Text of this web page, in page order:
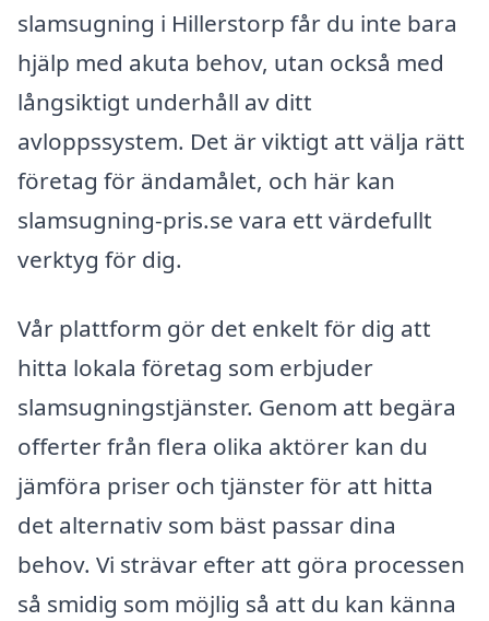
slamsugning i Hillerstorp får du inte bara
hjälp med akuta behov, utan också med
långsiktigt underhåll av ditt
avloppssystem. Det är viktigt att välja rätt
företag för ändamålet, och här kan
slamsugning-pris.se vara ett värdefullt
verktyg för dig.
Vår plattform gör det enkelt för dig att
hitta lokala företag som erbjuder
slamsugningstjänster. Genom att begära
offerter från flera olika aktörer kan du
jämföra priser och tjänster för att hitta
det alternativ som bäst passar dina
behov. Vi strävar efter att göra processen
så smidig som möjlig så att du kan känna